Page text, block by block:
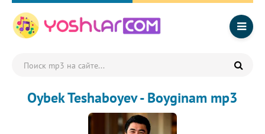
Oybek Teshaboyev - Boyginam mp3